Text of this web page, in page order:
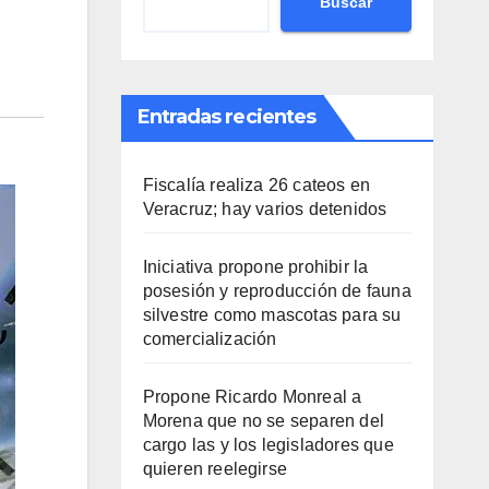
Entradas recientes
Fiscalía realiza 26 cateos en
Veracruz; hay varios detenidos
Iniciativa propone prohibir la
posesión y reproducción de fauna
silvestre como mascotas para su
comercialización
Propone Ricardo Monreal a
Morena que no se separen del
cargo las y los legisladores que
quieren reelegirse